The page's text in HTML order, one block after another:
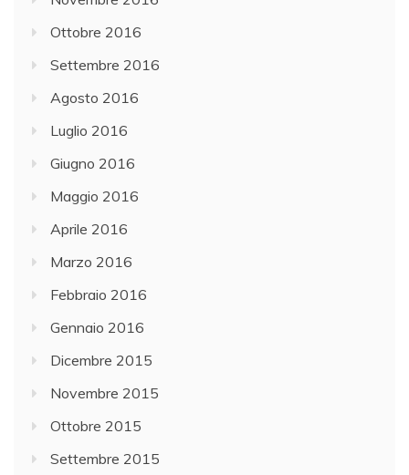
Ottobre 2016
Settembre 2016
Agosto 2016
Luglio 2016
Giugno 2016
Maggio 2016
Aprile 2016
Marzo 2016
Febbraio 2016
Gennaio 2016
Dicembre 2015
Novembre 2015
Ottobre 2015
Settembre 2015